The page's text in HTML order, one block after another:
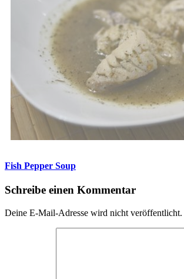
Fish Pepper Soup
Schreibe einen Kommentar
Deine E-Mail-Adresse wird nicht veröffentlicht.